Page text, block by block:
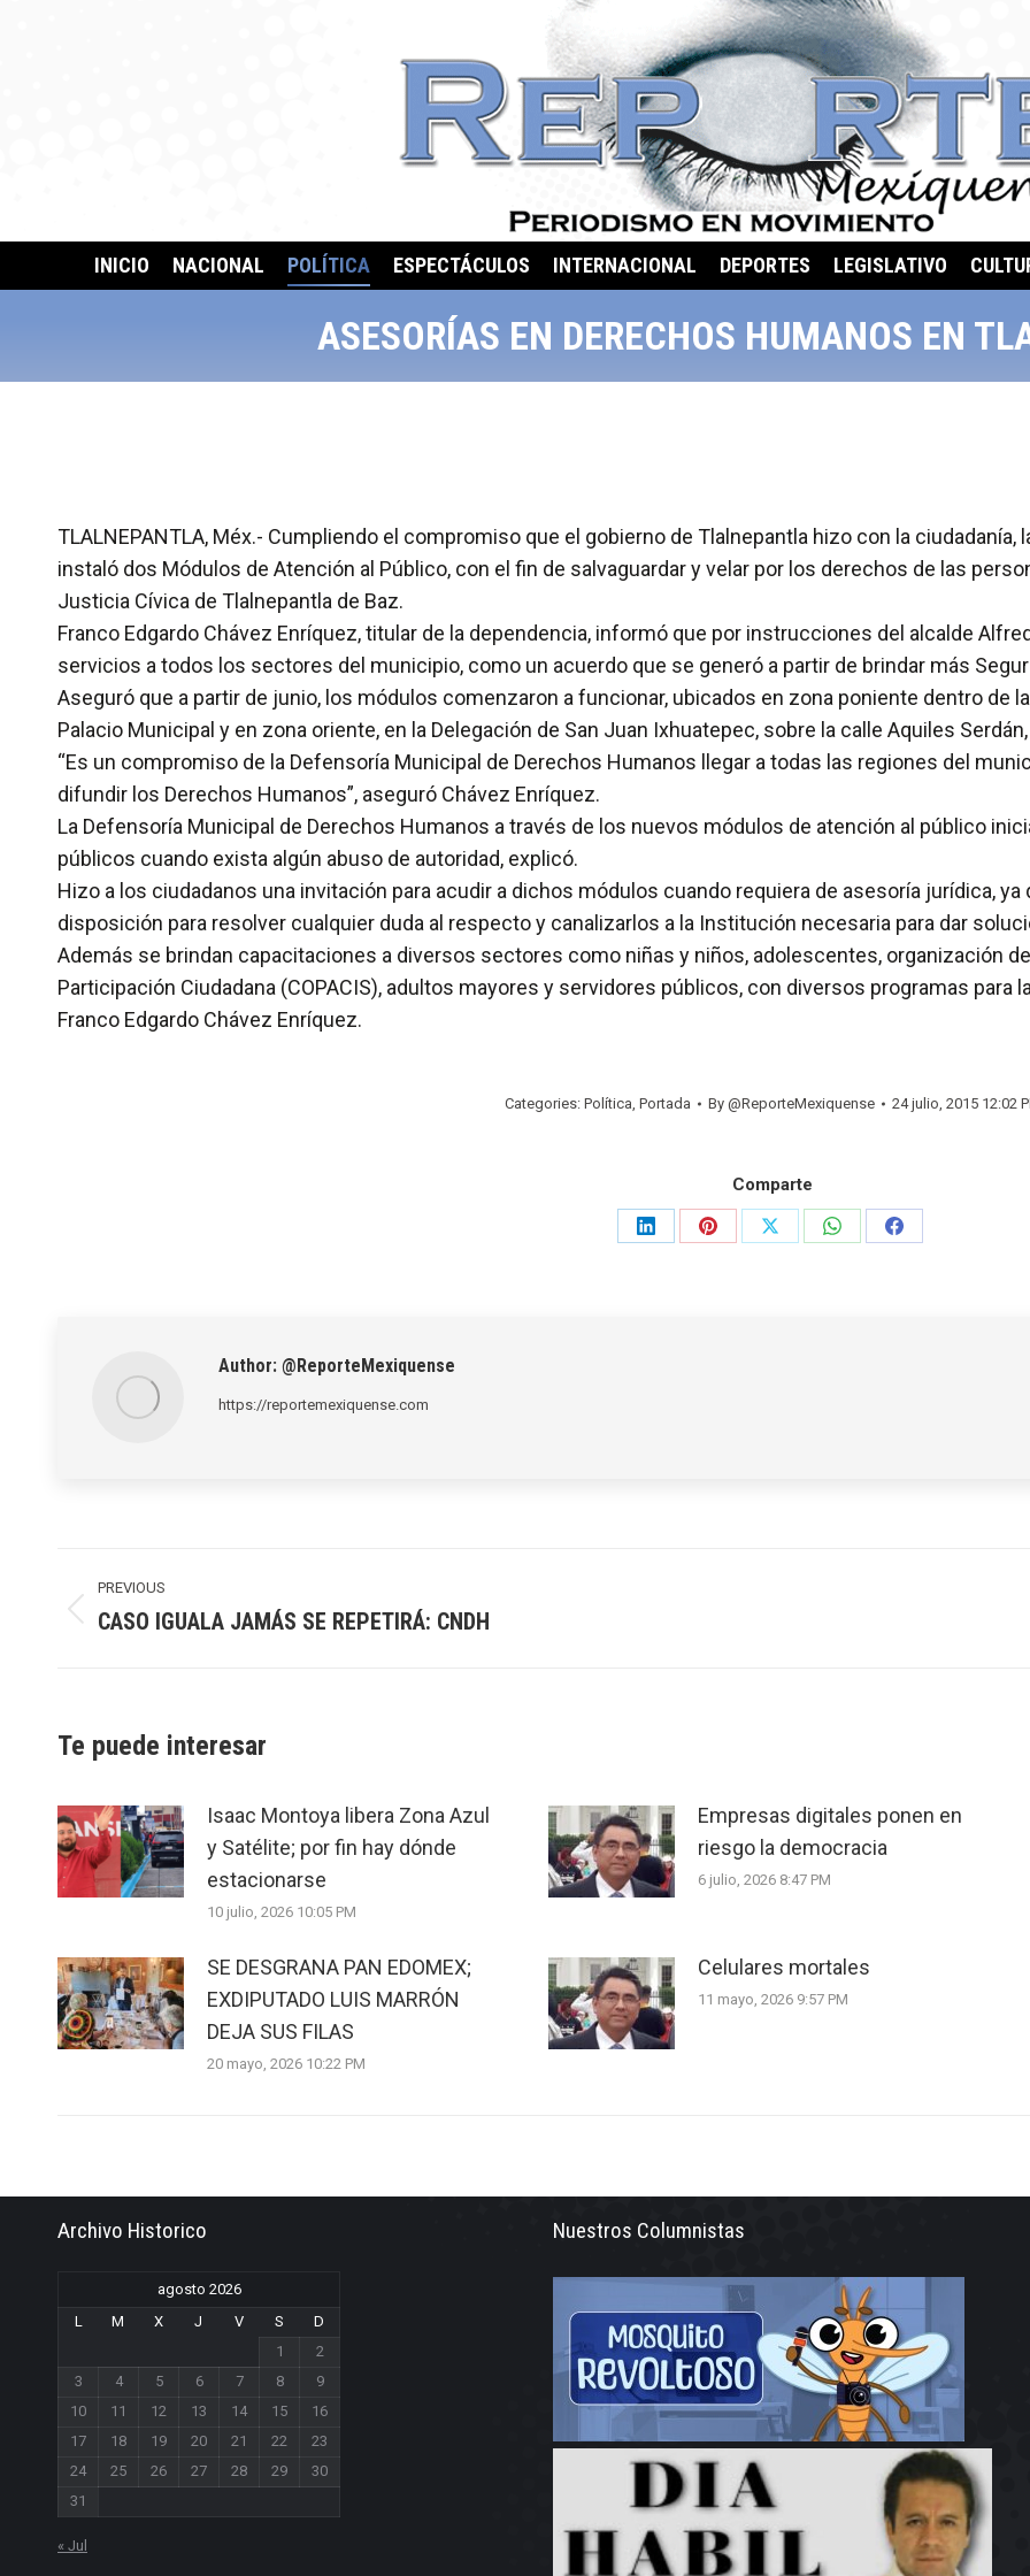
INICIO NACIONAL POLÍTICA ESPECTÁCULOS INTERNACIONAL DEPORTES LEGISLATIVO
ASESORÍAS EN DERECHOS HUMANOS EN
TLALNEPANTLA, Méx.- Cumpliendo el compromiso que el gobierno de Tlalnepantla hizo con la
instaló dos Módulos de Atención al Público, con el fin de salvaguardar y velar por los derechos de las
Justicia Cívica de Tlalnepantla de Baz.
Franco Edgardo Chávez Enríquez, titular de la dependencia, informó que por instrucciones del alcalde
servicios a todos los sectores del municipio, como un acuerdo que se generó a partir de brindar más
Aseguró que a partir de junio, los módulos comenzaron a funcionar, ubicados en zona poniente dentro de
Palacio Municipal y en zona oriente, en la Delegación de San Juan Ixhuatepec, sobre la calle Aquiles
“Es un compromiso de la Defensoría Municipal de Derechos Humanos llegar a todas las regiones del
difundir los Derechos Humanos”, aseguró Chávez Enríquez.
La Defensoría Municipal de Derechos Humanos a través de los nuevos módulos de atención al público
públicos cuando exista algún abuso de autoridad, explicó.
Hizo a los ciudadanos una invitación para acudir a dichos módulos cuando requiera de asesoría jurídica,
disposición para resolver cualquier duda al respecto y canalizarlos a la Institución necesaria para dar
Además se brindan capacitaciones a diversos sectores como niñas y niños, adolescentes, organización
Participación Ciudadana (COPACIS), adultos mayores y servidores públicos, con diversos programas
Franco Edgardo Chávez Enríquez.
Categories: Política, Portada By @ReporteMexiquense 24 julio, 2015 12:02
Comparte
Share
Share
Share
Share
Share
Author: @ReporteMexiquense
https://reportemexiquense.com
navigation
PREVIOUS
Previous
CASO IGUALA JAMÁS SE REPETIRÁ: CNDH
Te puede interesar
Isaac Montoya libera Zona Azul
y Satélite; por fin hay dónde
estacionarse
10 julio, 2026 10:05 PM
Empresas digitales ponen en
riesgo la democracia
6 julio, 2026 8:47 PM
SE DESGRANA PAN EDOMEX;
EXDIPUTADO LUIS MARRÓN
DEJA SUS FILAS
20 mayo, 2026 10:22 PM
Celulares mortales
11 mayo, 2026 9:57 PM
Archivo Historico
agosto 2026
L
M X J V S
D
1
2
3
4 5 6 7 8
9
10
11 12 13 14 15
16
17
18 19 20 21 22
23
24
25 26 27 28 29
30
31
« Jul
Nuestros Columnistas